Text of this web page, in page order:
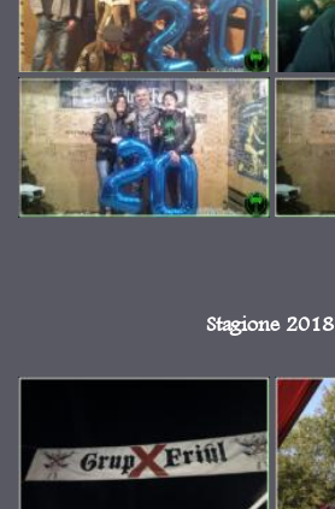
Stagione 2018